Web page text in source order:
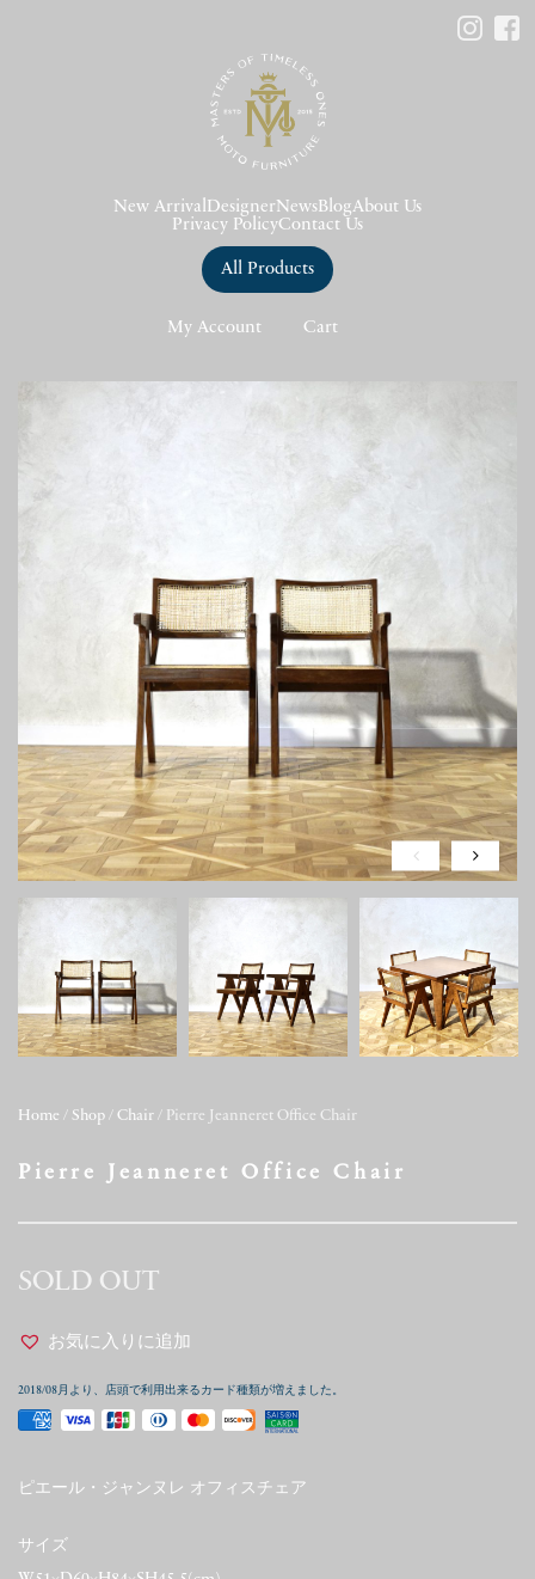
New Arrival DesignerNews BlogAbout Us
Privacy PolicyContact Us
All Products
My Account Cart
Home / Shop / Chair / Pierre Jeanneret Office Chair
Pierre Jeanneret Office Chair
SOLD OUT
お気に入りに追加
2018/08月より、店頭で利用出来るカード種類が増えました。
ピエール・ジャンヌレ オフィスチェア
サイズ